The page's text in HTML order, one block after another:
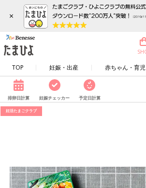
×
TOP 妊娠・出産 赤ちゃん・育児
排卵日計算 妊娠チェッカー 予定日計算
妊活たまごクラブ